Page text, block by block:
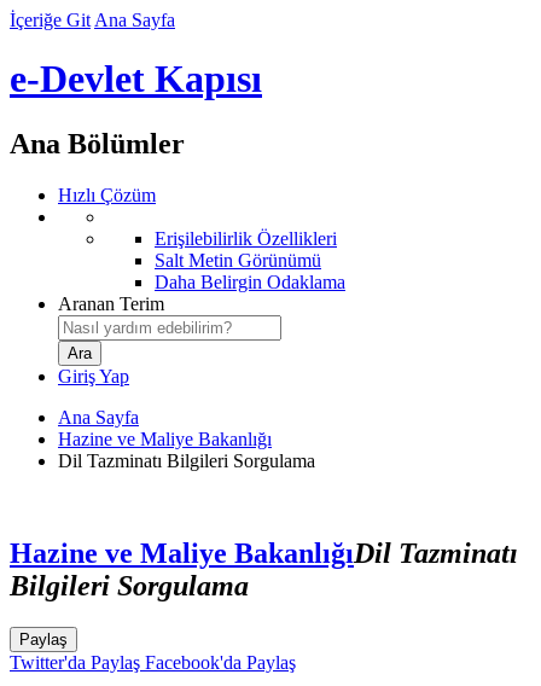
İçeriğe Git Ana Sayfa
e-Devlet Kapısı
Ana Bölümler
Hızlı Çözüm
Erişilebilirlik Özellikleri
Salt Metin Görünümü
Daha Belirgin Odaklama
Aranan Terim
Giriş Yap
Ana Sayfa
Hazine ve Maliye Bakanlığı
Dil Tazminatı Bilgileri Sorgulama
Hazine ve Maliye BakanlığıDil Tazminatı
Bilgileri Sorgulama
Paylaş
Twitter'da Paylaş Facebook'da Paylaş